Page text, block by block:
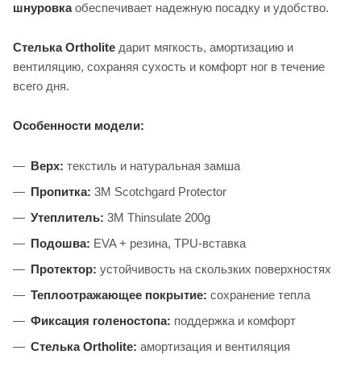
шнуровкаобеспечивает надежную посадку и удобство.
Стелька Ortholite дарит мягкость, амортизацию и
вентиляцию, сохраняя сухость и комфорт ног в течение
всего дня.
Особенности модели:
Верх: текстиль и натуральная замша
Пропитка: 3M Scotchgard Protector
Утеплитель: 3M Thinsulate 200g
Подошва: EVA + резина, TPU-вставка
Протектор: устойчивость на скользких поверхностях
Теплоотражающее покрытие: сохранение тепла
Фиксация голеностопа: поддержка и комфорт
Стелька Ortholite: амортизация и вентиляция